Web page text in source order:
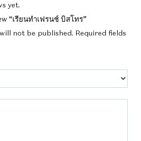
yet.
“เรียนทำเฟรนช์ บิสโทร”
not be published. Required fields